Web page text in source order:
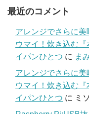
最近のコメント
アレンジでさらに
ウマイ！炊き込む
イパンひとつ に ま
アレンジでさらに
ウマイ！炊き込む
イパンひとつ に ミ